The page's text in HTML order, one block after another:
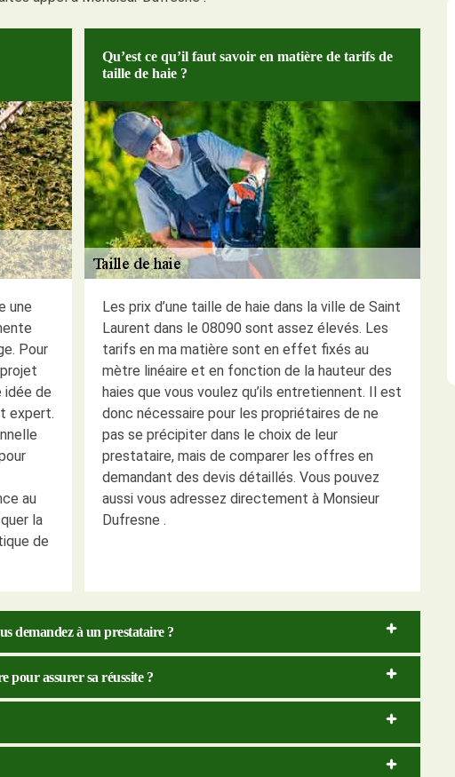
une
Pour
idée de
expert.
au
la
de
Qu’est ce qu’il faut savoir en matière de tarifs de
taille de haie ?
Les prix d’une taille de haie dans la ville de Saint
Laurent dans le 08090 sont assez élevés. Les
tarifs en ma matière sont en effet fixés au
mètre linéaire et en fonction de la hauteur des
haies que vous voulez qu’ils entretiennent. Il est
donc nécessaire pour les propriétaires de ne
pas se précipiter dans le choix de leur
prestataire, mais de comparer les offres en
demandant des devis détaillés. Vous pouvez
aussi vous adressez directement à Monsieur
Dufresne .
demandez à un prestataire ?
pour assurer sa réussite ?